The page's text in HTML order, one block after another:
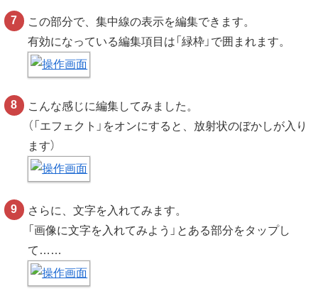
この部分で、集中線の表示を編集できます。
有効になっている編集項目は「緑枠」で囲まれます。
こんな感じに編集してみました。
（「エフェクト」をオンにすると、放射状のぼかしが入り
ます）
さらに、文字を入れてみます。
「画像に文字を入れてみよう」とある部分をタップし
て……